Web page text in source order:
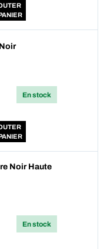
En stock
Noir Haute
En stock